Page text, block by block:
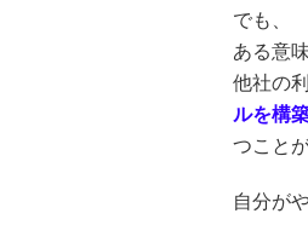
でも、
ある意
他社の
ルを構
つこと
自分が